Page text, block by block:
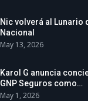
Nic volverá al Lunario
Nacional
May 13, 2026
Karol G anuncia
GNP Seguros como…
May 1, 2026